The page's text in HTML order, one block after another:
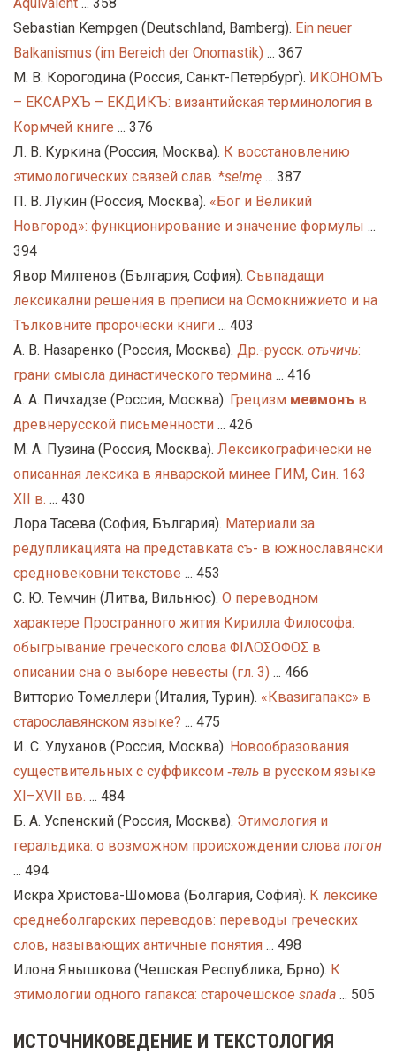
Sebastian Kempgen (Deutschland, Bamberg). Ein neuer
Balkanismus (im Bereich der Onomastik) ... 367
М. В. Корогодина (Россия, Санкт-Петербург). ИКОНОМЪ
– ЕКСАРХЪ – ЕКДИКЪ: византийская терминология в
Кормчей книге ... 376
Л. В. Куркина (Россия, Москва). К восстановлению
этимологических связей слав. *selmę ... 387
П. В. Лукин (Россия, Москва). «Бог и Великий
Новгород»: функционирование и значение формулы ...
394
Явор Милтенов (България, София). Съвпадащи
лексикални решения в преписи на Осмокнижието и на
Тълковните пророчески книги ... 403
А. В. Назаренко (Россия, Москва). Др.-русск. отьчичь:
грани смысла династического термина ... 416
А. А. Пичхадзе (Россия, Москва). Грецизм меѳимонъ в
древнерусской письменности ... 426
М. А. Пузина (Россия, Москва). Лексикографически не
описанная лексика в январской минее ГИМ, Син. 163
XII в. ... 430
Лора Тасева (София, България). Материали за
редупликацията на представката съ- в южнославянски
средновековни текстове ... 453
С. Ю. Темчин (Литва, Вильнюс). О переводном
характере Пространного жития Кирилла Философа:
обыгрывание греческого слова ΦΙΛΟΣΟΦΟΣ в
описании сна о выборе невесты (гл. 3) ... 466
Витторио Томеллери (Италия, Турин). «Квазигапакс» в
старославянском языке? ... 475
И. С. Улуханов (Россия, Москва). Новообразования
существительных с суффиксом ‑тель в русском языке
XI–XVII вв. ... 484
Б. А. Успенский (Россия, Москва). Этимология и
геральдика: о возможном происхождении слова погон
... 494
Искра Христова-Шомова (Болгария, София). К лексике
среднеболгарских переводов: переводы греческих
слов, называющих античные понятия ... 498
Илона Янышкова (Чешская Республика, Брно). К
этимологии одного гапакса: старочешское snada ... 505
ИСТОЧНИКОВЕДЕНИЕ И ТЕКСТОЛОГИЯ